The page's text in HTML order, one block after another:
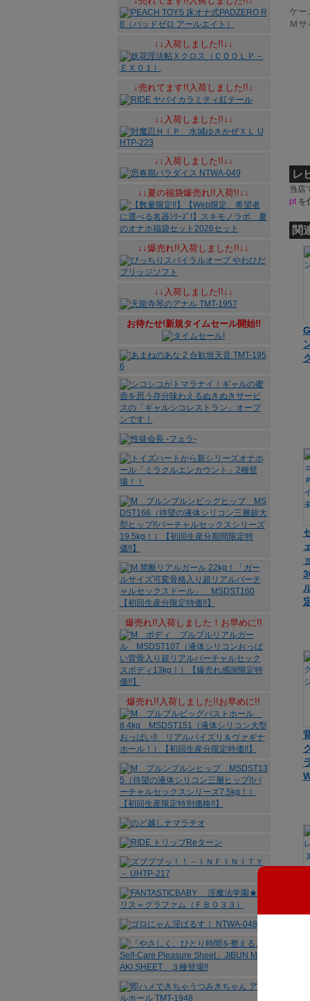
ケー
Ｍ
レ
当店
ptを
関
↓↓入荷しました!!↓↓
↓売れてます!!入荷しました!!↓
↓↓入荷しました!!↓↓
↓↓入荷しました!!↓↓
↓↓夏の福袋爆売れ!!入荷!!↓↓
↓↓爆売れ!!入荷しました!!↓↓
↓↓入荷しました!!↓↓
お待たせ!新規タイムセール開始!!
爆売れ!!入荷しました！お早めに!!
爆売れ!!入荷しました!!お早めに!!